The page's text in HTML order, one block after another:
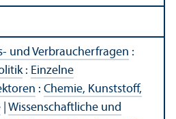
und Verbraucherfragen :
: Einzelne
: Chemie, Kunststoff,
Wissenschaftliche und